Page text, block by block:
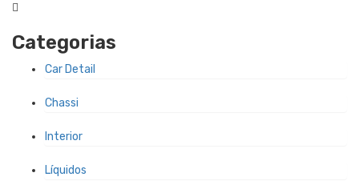
Categorias
Car Detail
Chassi
Interior
Líquidos